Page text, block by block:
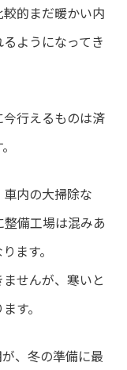
的まだ暖かい内
ようになってき
行えるものは済
内の大掃除な
備工場は混みあ
ます。
せんが、寒いと
す。
、冬の準備に最